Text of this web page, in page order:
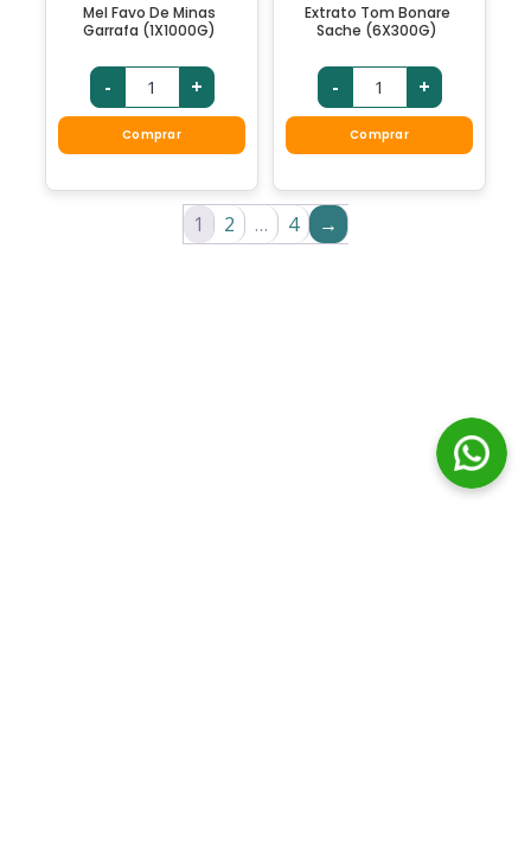
Mel Favo De Minas
Garrafa (1X1000G)
- +
Comprar
Extrato Tom Bonare
Sache (6X300G)
- +
Comprar
1 2 … 4 →